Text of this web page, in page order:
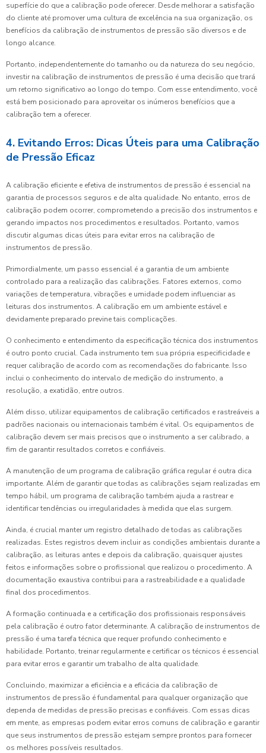
superfície do que a calibração pode oferecer. Desde melhorar a satisfação
do cliente até promover uma cultura de excelência na sua organização, os
benefícios da calibração de instrumentos de pressão são diversos e de
longo alcance.
Portanto, independentemente do tamanho ou da natureza do seu negócio,
investir na calibração de instrumentos de pressão é uma decisão que trará
um retorno significativo ao longo do tempo. Com esse entendimento, você
está bem posicionado para aproveitar os inúmeros benefícios que a
calibração tem a oferecer.
4. Evitando Erros: Dicas Úteis para uma Calibração
de Pressão Eficaz
A calibração eficiente e efetiva de instrumentos de pressão é essencial na
garantia de processos seguros e de alta qualidade. No entanto, erros de
calibração podem ocorrer, comprometendo a precisão dos instrumentos e
gerando impactos nos procedimentos e resultados. Portanto, vamos
discutir algumas dicas úteis para evitar erros na calibração de
instrumentos de pressão.
Primordialmente, um passo essencial é a garantia de um ambiente
controlado para a realização das calibrações. Fatores externos, como
variações de temperatura, vibrações e umidade podem influenciar as
leituras dos instrumentos. A calibração em um ambiente estável e
devidamente preparado previne tais complicações.
O conhecimento e entendimento da especificação técnica dos instrumentos
é outro ponto crucial. Cada instrumento tem sua própria especificidade e
requer calibração de acordo com as recomendações do fabricante. Isso
inclui o conhecimento do intervalo de medição do instrumento, a
resolução, a exatidão, entre outros.
Além disso, utilizar equipamentos de calibração certificados e rastreáveis ​​a
padrões nacionais ou internacionais também é vital. Os equipamentos de
calibração devem ser mais precisos que o instrumento a ser calibrado, a
fim de garantir resultados corretos e confiáveis.
A manutenção de um programa de calibração gráfica regular é outra dica
importante. Além de garantir que todas as calibrações sejam realizadas em
tempo hábil, um programa de calibração também ajuda a rastrear e
identificar tendências ou irregularidades à medida que elas surgem.
Ainda, é crucial manter um registro detalhado de todas as calibrações
realizadas. Estes registros devem incluir as condições ambientais durante a
calibração, as leituras antes e depois da calibração, quaisquer ajustes
feitos e informações sobre o profissional que realizou o procedimento. A
documentação exaustiva contribui para a rastreabilidade e a qualidade
final dos procedimentos.
A formação continuada e a certificação dos profissionais responsáveis
pela calibração é outro fator determinante. A calibração de instrumentos de
pressão é uma tarefa técnica que requer profundo conhecimento e
habilidade. Portanto, treinar regularmente e certificar os técnicos é essencial
para evitar erros e garantir um trabalho de alta qualidade.
Concluindo, maximizar a eficiência e a eficácia da calibração de
instrumentos de pressão é fundamental para qualquer organização que
dependa de medidas de pressão precisas e confiáveis. Com essas dicas
em mente, as empresas podem evitar erros comuns de calibração e garantir
que seus instrumentos de pressão estejam sempre prontos para fornecer
os melhores possíveis resultados.